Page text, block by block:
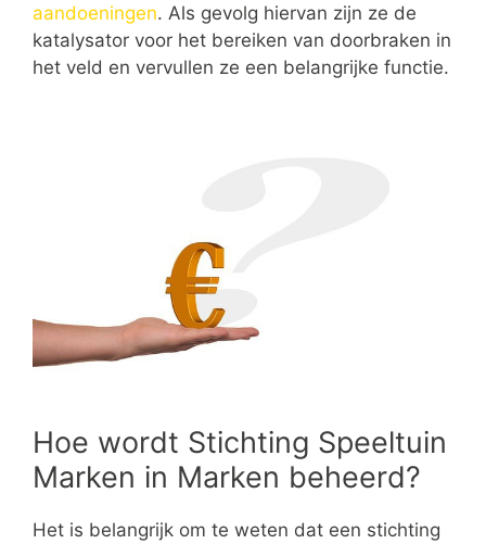
aandoeningen. Als gevolg hiervan zijn ze de
katalysator voor het bereiken van doorbraken in
het veld en vervullen ze een belangrijke functie.
Hoe wordt Stichting Speeltuin
Marken in Marken beheerd?
Het is belangrijk om te weten dat een stichting